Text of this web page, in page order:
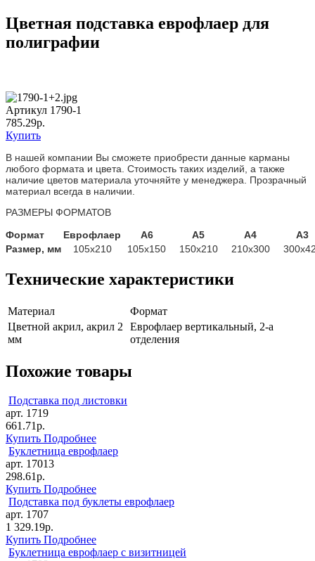
Цветная подставка еврофлаер для
полиграфии
Артикул 1790-1
785.29р.
Купить
В нашей компании Вы сможете приобрести данные карманы
любого формата и цвета. Стоимость таких изделий, а также
наличие цветов материала уточняйте у менеджера. Прозрачный
материал всегда в наличии.
РАЗМЕРЫ ФОРМАТОВ
Формат
Еврофлаер А6 А5 А4
А3
Размер, мм
105х210 105х150 150х210 210х300
Технические характеристики
Материал
Формат
Цветной акрил, акрил 2
мм
Еврофлаер вертикальный, 2-а
отделения
Похожие товары
Подставка под листовки
арт. 1719
661.71р.
Купить Подробнее
Буклетница еврофлаер
арт. 17013
298.61р.
Купить Подробнее
Подставка под буклеты еврофлаер
арт. 1707
1 329.19р.
Купить Подробнее
Буклетница еврофлаер с визитницей